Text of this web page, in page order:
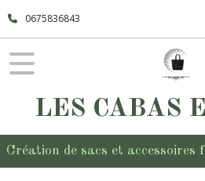
0675836843
LES CABAS
Création de sacs et accessoires